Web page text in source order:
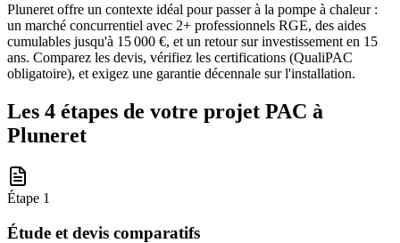
Pluneret offre un contexte idéal pour passer à la pompe à chaleur :
un marché concurrentiel avec 2+ professionnels RGE, des aides
cumulables jusqu'à 15 000 €, et un retour sur investissement en 15
ans. Comparez les devis, vérifiez les certifications (QualiPAC
obligatoire), et exigez une garantie décennale sur l'installation.
Les 4 étapes de votre projet PAC à
Pluneret
Étape 1
Étude et devis comparatifs